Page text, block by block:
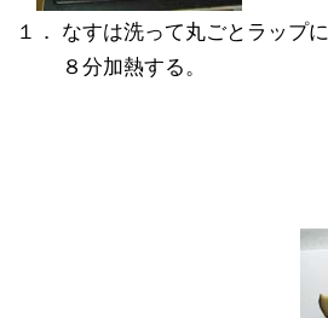
１．
なすは洗って丸ごとラップ
８分加熱する。